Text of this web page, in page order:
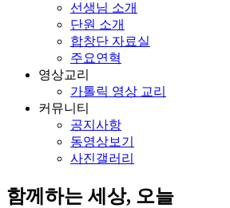
선생님 소개
단원 소개
합창단 자료실
주요연혁
영상교리
가톨릭 영상 교리
커뮤니티
공지사항
동영상보기
사진갤러리
함께하는 세상, 오늘